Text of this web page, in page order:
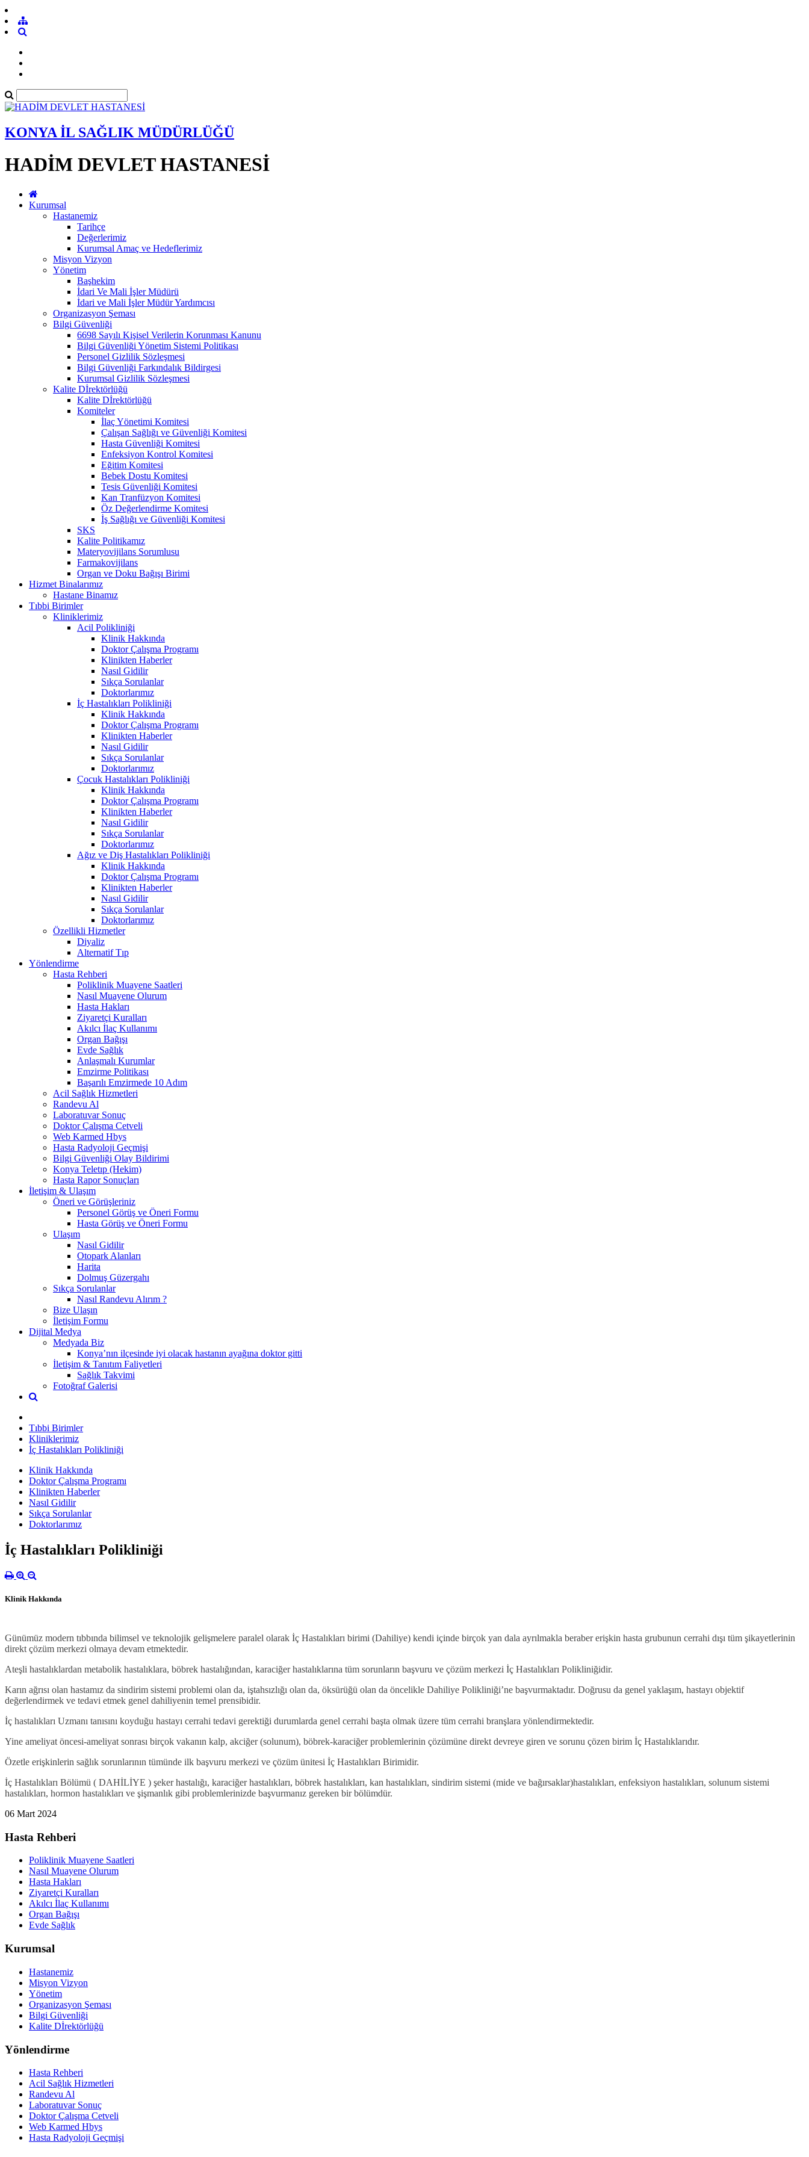
KONYA İL SAĞLIK MÜDÜRLÜĞÜ
HADİM DEVLET HASTANESİ
Kurumsal
Hastanemiz
Tarihçe
Değerlerimiz
Kurumsal Amaç ve Hedeflerimiz
Misyon Vizyon
Yönetim
Başhekim
İdari Ve Mali İşler Müdürü
İdari ve Mali İşler Müdür Yardımcısı
Organizasyon Şeması
Bilgi Güvenliği
6698 Sayılı Kişisel Verilerin Korunması Kanunu
Bilgi Güvenliği Yönetim Sistemi Politikası
Personel Gizlilik Sözleşmesi
Bilgi Güvenliği Farkındalık Bildirgesi
Kurumsal Gizlilik Sözleşmesi
Kalite Dİrektörlüğü
Kalite Dİrektörlüğü
Komiteler
İlaç Yönetimi Komitesi
Çalışan Sağlığı ve Güvenliği Komitesi
Hasta Güvenliği Komitesi
Enfeksiyon Kontrol Komitesi
Eğitim Komitesi
Bebek Dostu Komitesi
Tesis Güvenliği Komitesi
Kan Tranfüzyon Komitesi
Öz Değerlendirme Komitesi
İş Sağlığı ve Güvenliği Komitesi
SKS
Kalite Politikamız
Materyovijilans Sorumlusu
Farmakovijilans
Organ ve Doku Bağışı Birimi
Hizmet Binalarımız
Hastane Binamız
Tıbbi Birimler
Kliniklerimiz
Acil Polikliniği
Klinik Hakkında
Doktor Çalışma Programı
Klinikten Haberler
Nasıl Gidilir
Sıkça Sorulanlar
Doktorlarımız
İç Hastalıkları Polikliniği
Klinik Hakkında
Doktor Çalışma Programı
Klinikten Haberler
Nasıl Gidilir
Sıkça Sorulanlar
Doktorlarımız
Çocuk Hastalıkları Polikliniği
Klinik Hakkında
Doktor Çalışma Programı
Klinikten Haberler
Nasıl Gidilir
Sıkça Sorulanlar
Doktorlarımız
Ağız ve Diş Hastalıkları Polikliniği
Klinik Hakkında
Doktor Çalışma Programı
Klinikten Haberler
Nasıl Gidilir
Sıkça Sorulanlar
Doktorlarımız
Özellikli Hizmetler
Diyaliz
Alternatif Tıp
Yönlendirme
Hasta Rehberi
Poliklinik Muayene Saatleri
Nasıl Muayene Olurum
Hasta Hakları
Ziyaretçi Kuralları
Akılcı İlaç Kullanımı
Organ Bağışı
Evde Sağlık
Anlaşmalı Kurumlar
Emzirme Politikası
Başarılı Emzirmede 10 Adım
Acil Sağlık Hizmetleri
Randevu Al
Laboratuvar Sonuç
Doktor Çalışma Cetveli
Web Karmed Hbys
Hasta Radyoloji Geçmişi
Bilgi Güvenliği Olay Bildirimi
Konya Teletıp (Hekim)
Hasta Rapor Sonuçları
İletişim & Ulaşım
Öneri ve Görüşleriniz
Personel Görüş ve Öneri Formu
Hasta Görüş ve Öneri Formu
Ulaşım
Nasıl Gidilir
Otopark Alanları
Harita
Dolmuş Güzergahı
Sıkça Sorulanlar
Nasıl Randevu Alırım ?
Bize Ulaşın
İletişim Formu
Dijital Medya
Medyada Biz
Konya’nın ilçesinde iyi olacak hastanın ayağına doktor gitti
İletişim & Tanıtım Faliyetleri
Sağlık Takvimi
Fotoğraf Galerisi
Tıbbi Birimler
Kliniklerimiz
İç Hastalıkları Polikliniği
Klinik Hakkında
Doktor Çalışma Programı
Klinikten Haberler
Nasıl Gidilir
Sıkça Sorulanlar
Doktorlarımız
İç Hastalıkları Polikliniği
Klinik Hakkında
Günümüz modern tıbbında bilimsel ve teknolojik gelişmelere paralel olarak İç Hastalıkları birimi (Dahiliye) kendi içinde birçok yan dala ayrılmakla beraber erişkin hasta grubunun cerrahi dışı tüm şikayetlerinin
direkt çözüm merkezi olmaya devam etmektedir.
Ateşli hastalıklardan metabolik hastalıklara, böbrek hastalığından, karaciğer hastalıklarına tüm sorunların başvuru ve çözüm merkezi İç Hastalıkları Polikliniğidir.
Karın ağrısı olan hastamız da sindirim sistemi problemi olan da, iştahsızlığı olan da, öksürüğü olan da öncelikle Dahiliye Polikliniği’ne başvurmaktadır. Doğrusu da genel yaklaşım, hastayı objektif
değerlendirmek ve tedavi etmek genel dahiliyenin temel prensibidir.
İç hastalıkları Uzmanı tanısını koyduğu hastayı cerrahi tedavi gerektiği durumlarda genel cerrahi başta olmak üzere tüm cerrahi branşlara yönlendirmektedir.
Yine ameliyat öncesi-ameliyat sonrası birçok vakanın kalp, akciğer (solunum), böbrek-karaciğer problemlerinin çözümüne direkt devreye giren ve sorunu çözen birim İç Hastalıklarıdır.
Özetle erişkinlerin sağlık sorunlarının tümünde ilk başvuru merkezi ve çözüm ünitesi İç Hastalıkları Birimidir.
İç Hastalıkları Bölümü ( DAHİLİYE ) şeker hastalığı, karaciğer hastalıkları, böbrek hastalıkları, kan hastalıkları, sindirim sistemi (mide ve bağırsaklar)hastalıkları, enfeksiyon hastalıkları, solunum sistemi
hastalıkları, hormon hastalıkları ve şişmanlık gibi problemlerinizde başvurmanız gereken bir bölümdür.
06 Mart 2024
Hasta Rehberi
Poliklinik Muayene Saatleri
Nasıl Muayene Olurum
Hasta Hakları
Ziyaretçi Kuralları
Akılcı İlaç Kullanımı
Organ Bağışı
Evde Sağlık
Kurumsal
Hastanemiz
Misyon Vizyon
Yönetim
Organizasyon Şeması
Bilgi Güvenliği
Kalite Dİrektörlüğü
Yönlendirme
Hasta Rehberi
Acil Sağlık Hizmetleri
Randevu Al
Laboratuvar Sonuç
Doktor Çalışma Cetveli
Web Karmed Hbys
Hasta Radyoloji Geçmişi